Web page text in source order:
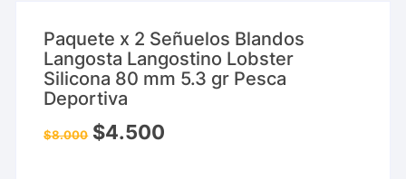
Paquete x 2 Señuelos Blandos
Langosta Langostino Lobster
Silicona 80 mm 5.3 gr Pesca
Deportiva
$8.000 $4.500